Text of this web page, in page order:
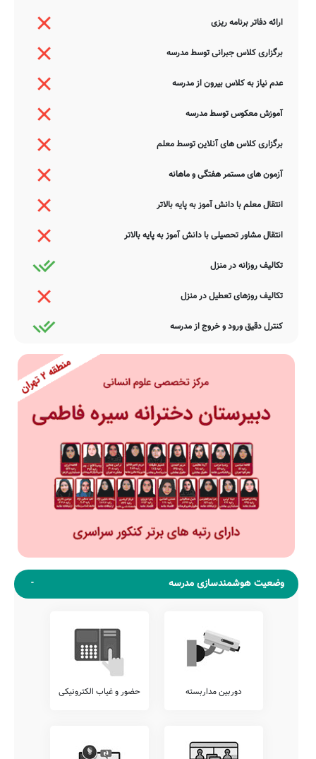
ارائه دفاتر برنامه ریزی
برگزاری کلاس جبرانی توسط مدرسه
عدم نیاز به کلاس بیرون از مدرسه
آموزش معکوس توسط مدرسه
برگزاری کلاس های آنلاین توسط معلم
آزمون های مستمر هفتگی و ماهانه
انتقال معلم با دانش آموز به پایه بالاتر
انتقال مشاور تحصیلی با دانش آموز به پایه بالاتر
تکالیف روزانه در منزل
تکالیف روزهای تعطیل در منزل
کنترل دقیق ورود و خروج از مدرسه
وضعیت هوشمندسازی مدرسه
دوربین مداربسته حضور و غیاب الکترونیکی